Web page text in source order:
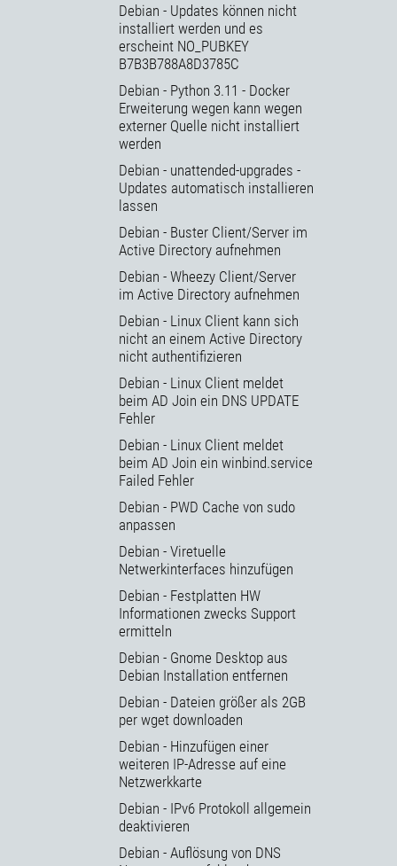
Debian - Updates können nicht
installiert werden und es
erscheint NO_PUBKEY
B7B3B788A8D3785C
Debian - Python 3.11 - Docker
Erweiterung wegen kann wegen
externer Quelle nicht installiert
werden
Debian - unattended-upgrades -
Updates automatisch installieren
lassen
Debian - Buster Client/Server im
Active Directory aufnehmen
Debian - Wheezy Client/Server
im Active Directory aufnehmen
Debian - Linux Client kann sich
nicht an einem Active Directory
nicht authentifizieren
Debian - Linux Client meldet
beim AD Join ein DNS UPDATE
Fehler
Debian - Linux Client meldet
beim AD Join ein winbind.service
Failed Fehler
Debian - PWD Cache von sudo
anpassen
Debian - Viretuelle
Netwerkinterfaces hinzufügen
Debian - Festplatten HW
Informationen zwecks Support
ermitteln
Debian - Gnome Desktop aus
Debian Installation entfernen
Debian - Dateien größer als 2GB
per wget downloaden
Debian - Hinzufügen einer
weiteren IP-Adresse auf eine
Netzwerkkarte
Debian - IPv6 Protokoll allgemein
deaktivieren
Debian - Auflösung von DNS